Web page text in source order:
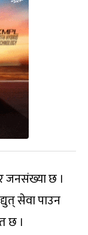
जनसंख्या छ ।
सेवा पाउन
छ ।